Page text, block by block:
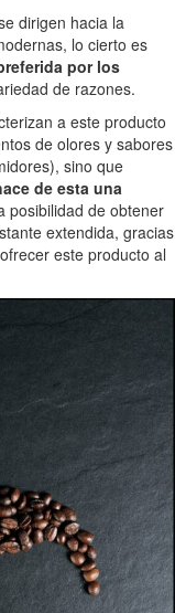
dirigen hacia la
lo cierto es
por los
de razones.
a este producto
de olores y sabores
sino que
de esta una
posibilidad de obtener
extendida, gracias
este producto al